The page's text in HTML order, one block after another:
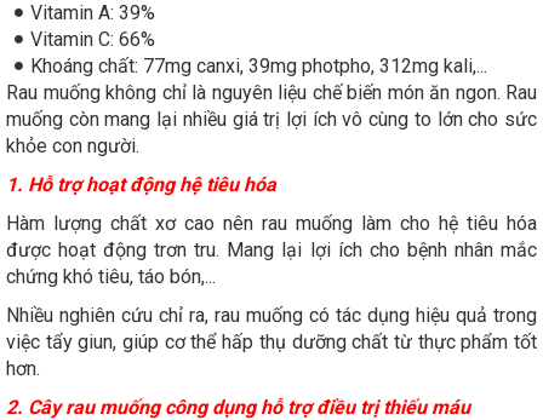
Vitamin A: 39%
Vitamin C: 66%
Khoáng chất: 77mg canxi, 39mg photpho, 312mg kali,...
Rau muống không chỉ là nguyên liệu chế biến món ăn ngon. Rau
muống còn mang lại nhiều giá trị lợi ích vô cùng to lớn cho sức
khỏe con người.
1. Hỗ trợ hoạt động hệ tiêu hóa
Hàm lượng chất xơ cao nên rau muống làm cho hệ tiêu hóa
được hoạt động trơn tru. Mang lại lợi ích cho bệnh nhân mắc
chứng khó tiêu, táo bón,...
Nhiều nghiên cứu chỉ ra, rau muống có tác dụng hiệu quả trong
việc tẩy giun, giúp cơ thể hấp thụ dưỡng chất từ thực phẩm tốt
hơn.
2. Cây rau muống công dụng hỗ trợ điều trị thiếu máu